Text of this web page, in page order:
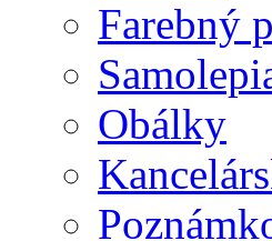
Farebný
Obálky